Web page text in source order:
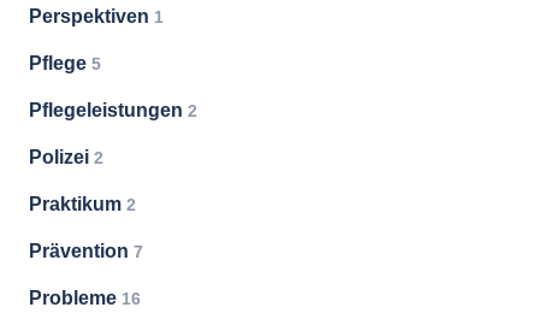
Perspektiven 1
Pflege 5
Pflegeleistungen 2
Polizei 2
Praktikum 2
Prävention 7
Probleme 16